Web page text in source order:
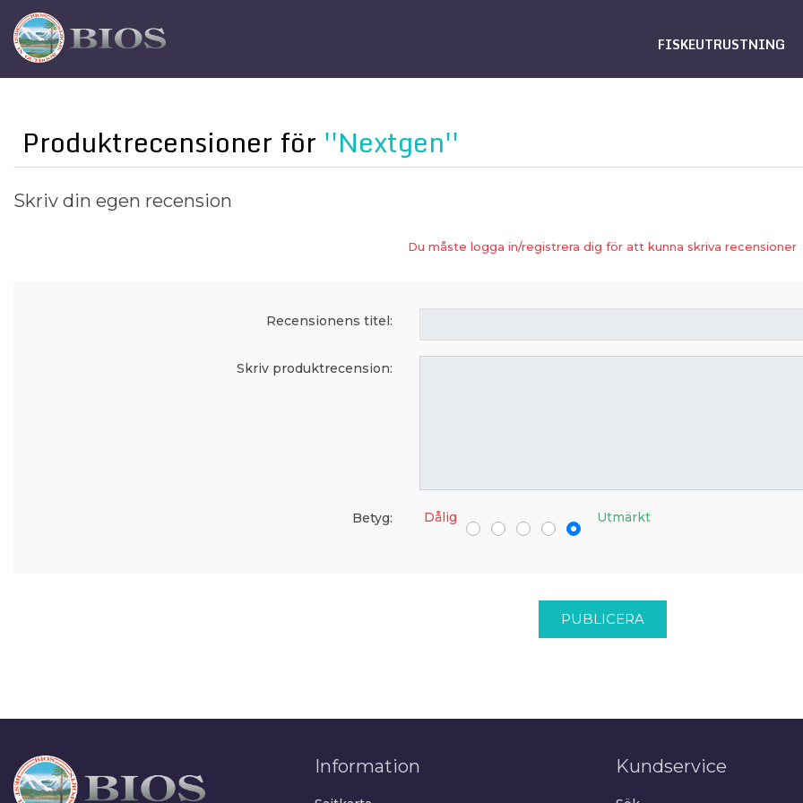
FISKEUTRUSTNING
Produktrecensioner för Nextgen
Skriv din egen recension
Du måste logga in/registrera dig för att kunna skriva recensioner
Recensionens titel:
Skriv produktrecension:
Betyg: Dålig Utmärkt
PUBLICERA
Information Kundservice